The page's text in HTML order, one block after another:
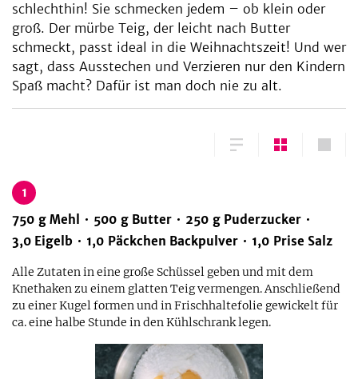
schlechthin! Sie schmecken jedem – ob klein oder
groß. Der mürbe Teig, der leicht nach Butter
schmeckt, passt ideal in die Weihnachtszeit! Und wer
sagt, dass Ausstechen und Verzieren nur den Kindern
Spaß macht? Dafür ist man doch nie zu alt.
1
750 g Mehl 500 g Butter 250 g Puderzucker
3,0 Eigelb 1,0 Päckchen Backpulver 1,0 Prise Salz
Alle Zutaten in eine große Schüssel geben und mit dem
Knethaken zu einem glatten Teig vermengen. Anschließend
zu einer Kugel formen und in Frischhaltefolie gewickelt für
ca. eine halbe Stunde in den Kühlschrank legen.